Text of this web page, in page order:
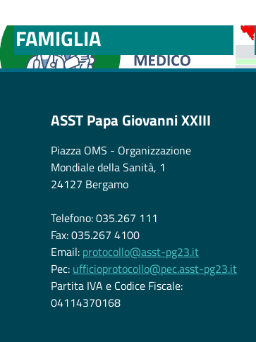
FAMIGLIA
ASST Papa Giovanni XXIII
Piazza OMS - Organizzazione
Mondiale della Sanità, 1
24127 Bergamo
Telefono: 035.267 111
Fax: 035.267 4100
Email: protocollo@asst-pg23.it
Pec: ufficioprotocollo@pec.asst-pg23.it
Partita IVA e Codice Fiscale:
04114370168